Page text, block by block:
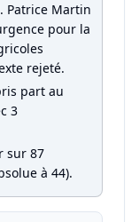
Patrice Martin
pour la
rejeté.
part au
3
sur 87
à 44).